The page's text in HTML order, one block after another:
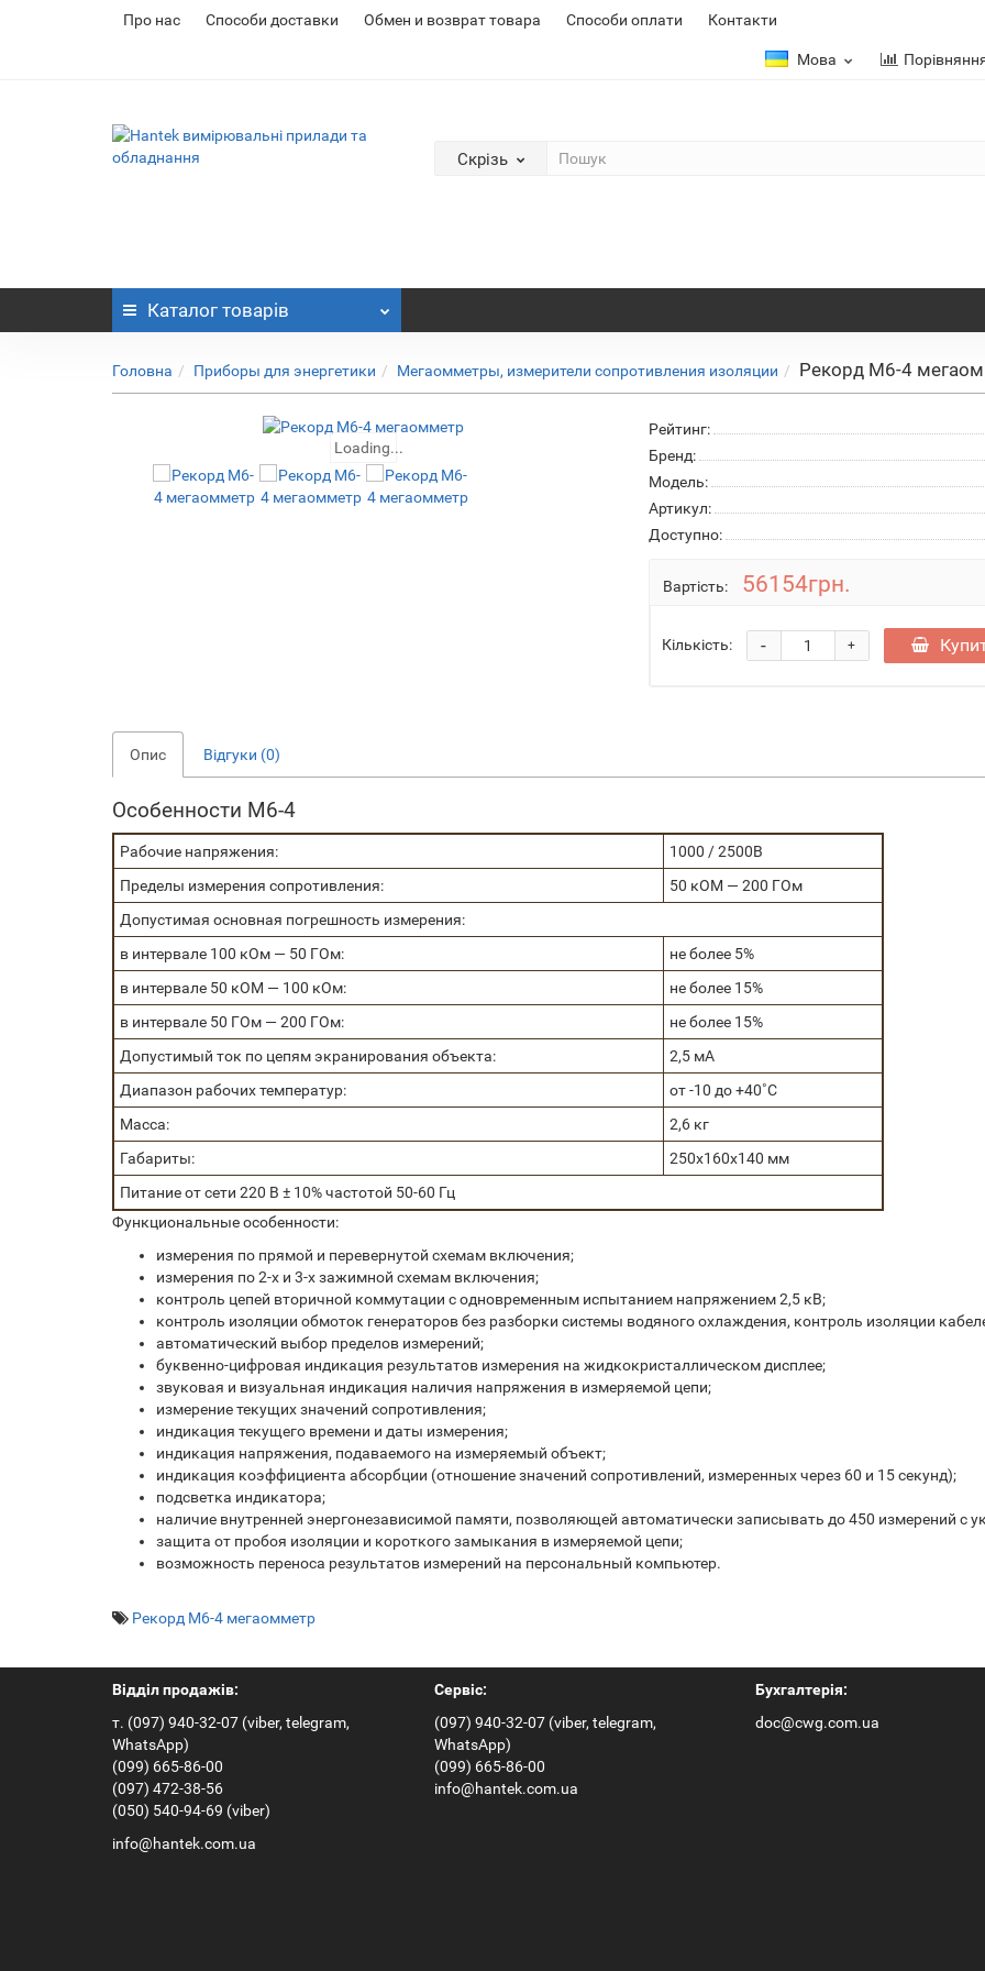
Про нас Cпособи доставки Обмен и возврат товара Способи оплати Контакти
Мова
Скрізь
Каталог товарів
Головна Приборы для энергетики Мегаомметры, измерители сопротивления изоляции Рекорд М6-4
Loading...
Loading...
Рейтинг:
Бренд:
Модель:
Артикул:
Доступно:
Вартість: 56154грн.
Кількість: +
-
Опис Відгуки (0)
Особенности М6-4
Рабочие напряжения:
1000 / 2500В
Пределы измерения сопротивления:
50 кОМ — 200 ГОм
Допустимая основная погрешность измерения:
в интервале 100 кОм — 50 ГОм:
не более 5%
в интервале 50 кОМ — 100 кОм:
не более 15%
в интервале 50 ГОм — 200 ГОм:
не более 15%
Допустимый ток по цепям экранирования объекта:
2,5 мА
Диапазон рабочих температур:
от -10 до +40˚С
Масса:
2,6 кг
Габариты:
250х160х140 мм
Питание от сети 220 В ± 10% частотой 50-60 Гц
Функциональные особенности:
измерения по прямой и перевернутой схемам включения;
измерения по 2-х и 3-х зажимной схемам включения;
контроль цепей вторичной коммутации с одновременным испытанием напряжением 2,5 кВ;
контроль изоляции обмоток генераторов без разборки системы водяного охлаждения, контроль изоляции
автоматический выбор пределов измерений;
буквенно-цифровая индикация результатов измерения на жидкокристаллическом дисплее;
звуковая и визуальная индикация наличия напряжения в измеряемой цепи;
измерение текущих значений сопротивления;
индикация текущего времени и даты измерения;
индикация напряжения, подаваемого на измеряемый объект;
индикация коэффициента абсорбции (отношение значений сопротивлений, измеренных через 60 и 15 секунд);
подсветка индикатора;
наличие внутренней энергонезависимой памяти, позволяющей автоматически записывать до 450 измерений с
защита от пробоя изоляции и короткого замыкания в измеряемой цепи;
возможность переноса результатов измерений на персональный компьютер.
Рекорд М6-4 мегаомметр
Відділ продажів:
т. (097) 940-32-07 (viber, telegram,
WhatsApp)
(099) 665-86-00
(097) 472-38-56
(050) 540-94-69 (viber)
info@hantek.com.ua
Сервіс:
(097) 940-32-07 (viber, telegram,
WhatsApp)
(099) 665-86-00
info@hantek.com.ua
Бухгалтерія:
doc@cwg.com.ua